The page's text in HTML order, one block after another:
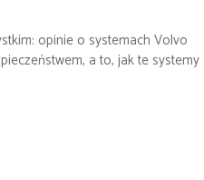
opinie o systemach Volvo
a to, jak te systemy